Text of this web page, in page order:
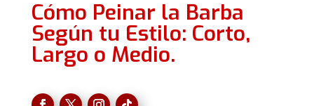
Cómo Peinar la Barba
Según tu Estilo: Corto,
Largo o Medio.